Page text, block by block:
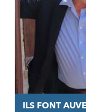
ILS FONT